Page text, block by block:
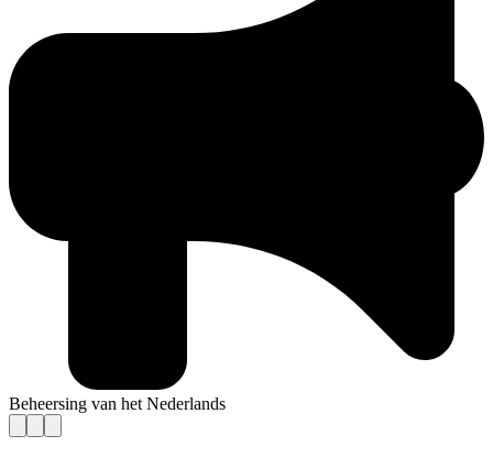
Beheersing van het Nederlands